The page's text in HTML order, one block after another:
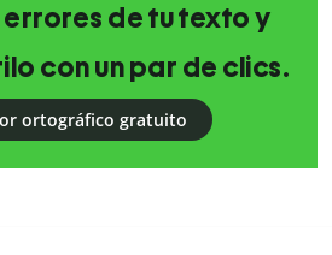
de tu texto y
con un par de clics.
ortográfico gratuito